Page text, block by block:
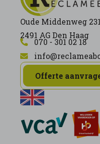
Oude Middenweg
2491 AG Den Haag
070 - 301 02 18
Offerte